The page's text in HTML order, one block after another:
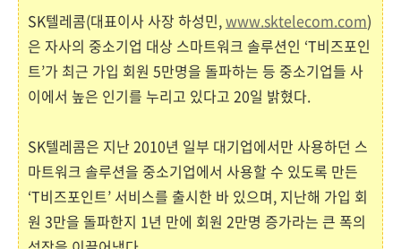
SK텔레콤(대표이사 사장 하성민,www.sktelecom.com)
은 자사의 중소기업 대상 스마트워크 솔루션인 ‘T비즈포인
트’가 최근 가입 회원 5만명을 돌파하는 등 중소기업들 사
이에서 높은 인기를 누리고 있다고 20일 밝혔다.
SK텔레콤은 지난 2010년 일부 대기업에서만 사용하던 스
마트워크 솔루션을 중소기업에서 사용할 수 있도록 만든
‘T비즈포인트’ 서비스를 출시한 바 있으며, 지난해 가입 회
원 3만을 돌파한지 1년 만에 회원 2만명 증가라는 큰 폭의